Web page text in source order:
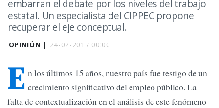
OPINIÓN | 24-02-2017 00:00
embarran el debate por los niveles del trabajo
estatal. Un especialista del CIPPEC propone
recuperar el eje conceptual.
E n los últimos 15 años, nuestro país fue testigo de un
crecimiento significativo del empleo público. La
falta de contextualización en el análisis de este fenómeno